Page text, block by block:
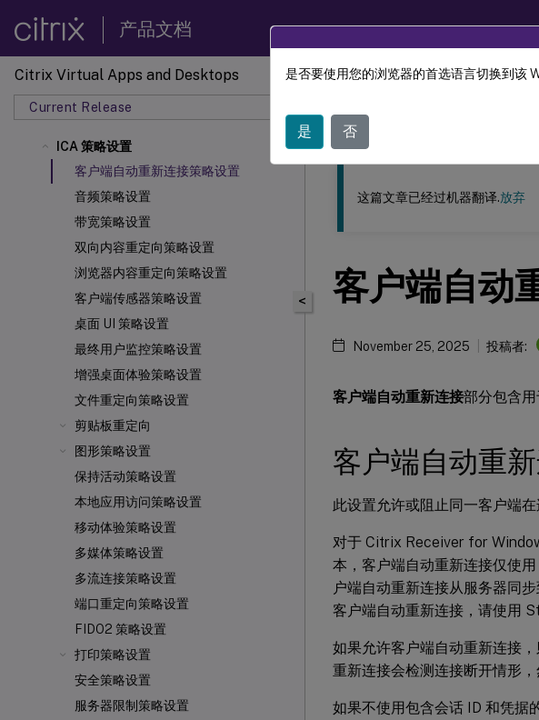
产品文档
Citrix Virtual Apps and Desktops
Current Release
ICA 策略设置
客户端自动重新连接策略设置
音频策略设置
带宽策略设置
双向内容重定向策略设置
浏览器内容重定向策略设置
客户端传感器策略设置
桌面 UI 策略设置
最终用户监控策略设置
增强桌面体验策略设置
文件重定向策略设置
剪贴板重定向
图形策略设置
保持活动策略设置
本地应用访问策略设置
移动体验策略设置
多媒体策略设置
多流连接策略设置
端口重定向策略设置
FIDO2 策略设置
打印策略设置
安全策略设置
服务器限制策略设置
此内容已经过机器动态翻译。
<
这篇文章已经过机器翻译.放弃
客户端自动
November 25, 2025 投稿者:
客户端自动重新连接部分包含用
客户端自动重
此设置允许或阻止同一客户端在
对于 Citrix Receiver for
本，客户端自动重新连接仅使
户端自动重新连接从服务器同
客户端自动重新连接，请使用
如果允许客户端自动重新连接
重新连接会检测连接断开情形
如果不使用包含会话 ID 和凭据
是否要使用您的浏览器的首选语言切换到该
是 否